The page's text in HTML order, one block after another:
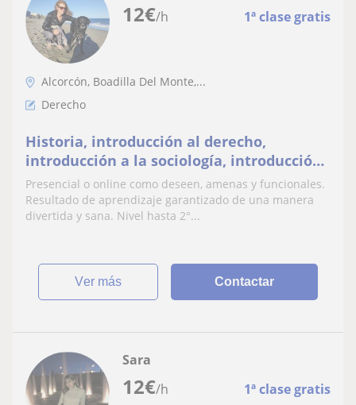
12€/h 1ª clase gratis
Alcorcón, Boadilla Del Monte,...
Derecho
Historia, introducción al derecho,
introducción a la sociología, introducción
a la psicología, filosofía, literatura e
inglés.
Presencial o online como deseen, amenas y funcionales.
Resultado de aprendizaje garantizado de una manera
divertida y sana. Nivel hasta 2°...
ver más Contactar
12€/h 1ª clase gratis
Sara